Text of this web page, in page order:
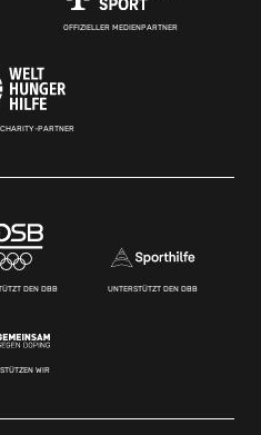
OFFIZIELLER MEDIENPARTNER
PARTNER
DEN DBB UNTERSTÜTZT DEN DBB
WIR